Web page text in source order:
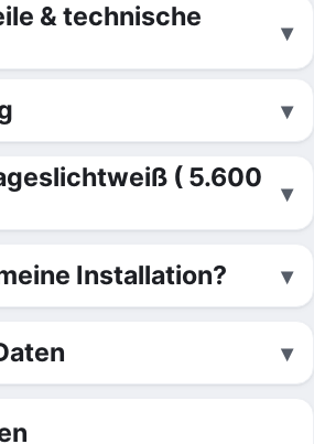
& technische
( 5.600
Installation?